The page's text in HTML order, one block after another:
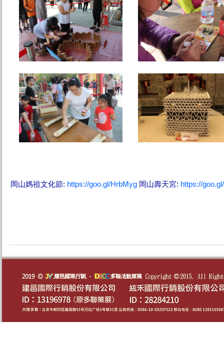
岡山媽祖文化節: https://goo.gl/HrbMyg 岡山壽天宮: https://